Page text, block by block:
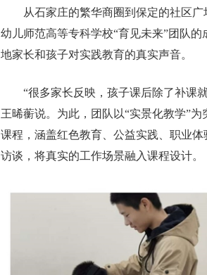
从石家庄的繁华商圈到保定的社区
幼儿师范高等专科学校“育见未来”团队
地家长和孩子对实践教育的真实声音。
“很多家长反映，孩子课后除了补课
王晞蘅说。为此，团队以“实景化教学”
课程，涵盖红色教育、公益实践、职业
访谈，将真实的工作场景融入课程设计。